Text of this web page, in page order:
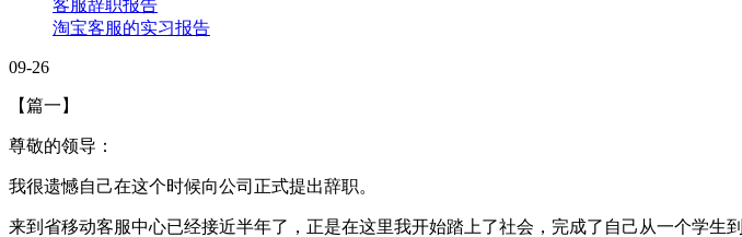
客服辞职报告
淘宝客服的实习报告
09-26
【篇一】
尊敬的领导：
我很遗憾自己在这个时候向公司正式提出辞职。
来到省移动客服中心已经接近半年了，正是在这里我开始踏上了社会，完成了自己从一个学